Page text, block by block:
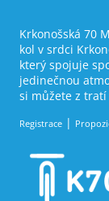
Krkonošská 70
kol v srdci
který spojuje
jedinečnou
si můžete z
Registrace